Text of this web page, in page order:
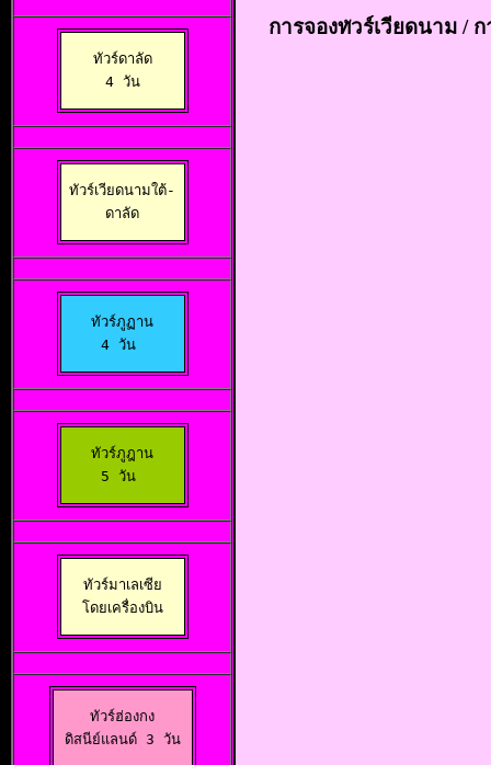
ทัวร์ดาลัด
4 วัน
ทัวร์เวียดนามใต้-
ดาลัด
ทัวร์ภูฏาน
4 วัน
ทัวร์ภูฎาน
5 วัน
ทัวร์มาเลเซีย
โดยเครื่องบิน
ทัวร์ฮ่องกง
ดิสนีย์แลนด์ 3 วัน
การจองทวร์เวียดนาม / ก